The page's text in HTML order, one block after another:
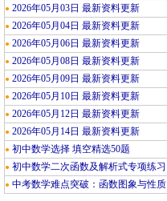
● 2026年05月03日 最新资料更新
● 2026年05月04日 最新资料更新
● 2026年05月06日 最新资料更新
● 2026年05月08日 最新资料更新
● 2026年05月09日 最新资料更新
● 2026年05月10日 最新资料更新
● 2026年05月12日 最新资料更新
● 2026年05月14日 最新资料更新
● 初中数学选择 填空精选50题
● 初中数学二次函数及解析式专项练习
● 中考数学难点突破：函数图象与性质